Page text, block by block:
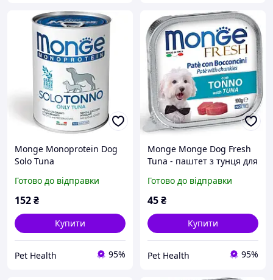
Monge Monoprotein Dog
Solo Tuna
з тунцем для собак 400 г
Готово до відправки
152₴
Купити
Pet Health 95%
Monge Monge Dog Fresh
Tuna - паштет з тунця для
Готово до відправки
45₴
Купити
Pet Health 95%